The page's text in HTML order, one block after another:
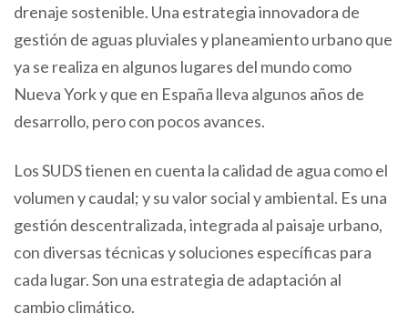
drenaje sostenible. Una estrategia innovadora de
gestión de aguas pluviales y planeamiento urbano que
ya se realiza en algunos lugares del mundo como
Nueva York y que en España lleva algunos años de
desarrollo, pero con pocos avances.
Los SUDS tienen en cuenta la calidad de agua como el
volumen y caudal; y su valor social y ambiental. Es una
gestión descentralizada, integrada al paisaje urbano,
con diversas técnicas y soluciones específicas para
cada lugar. Son una estrategia de adaptación al
cambio climático.